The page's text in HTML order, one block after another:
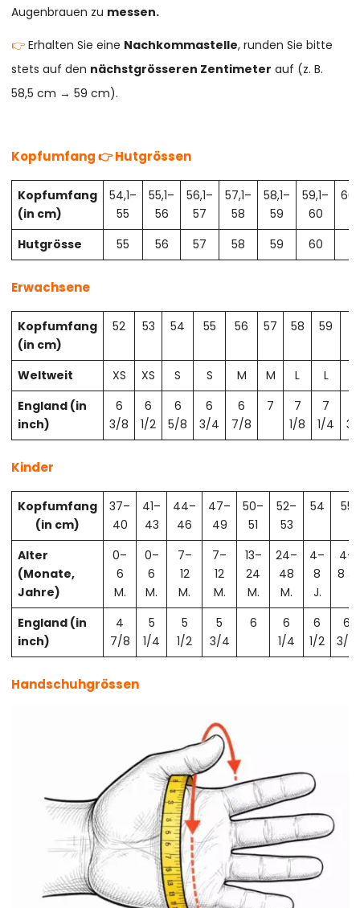
Augenbrauen zu messen.
👉Erhalten Sie eine Nachkommastelle, runden Sie bitte
stets auf den nächstgrösseren Zentimeter auf (z. B.
58,5 cm → 59 cm).
Kopfumfang 👉 Hutgrössen
Kopfumfang
(in cm)
54,1–
55
55,1–
56
56,1–
57
57,1–
58
58,1–
59
59,1–
60
Hutgrösse
55 56 57 58 59 60
Erwachsene
Kopfumfang
(in cm)
52 53 54 55 56 57 58 59
Weltweit XS XS S S M M L L
England (in
inch)
6
3/8
6
1/2
6
5/8
6
3/4
6
7/8
7
7
1/8
7
1/4
Kinder
Kopfumfang
(in cm)
37–
40
41–
43
44–
46
47–
49
50–
51
52–
53
54 55
Alter
(Monate,
Jahre)
0–
6
M.
0–
6
M.
7–
12
M.
7–
12
M.
13–
24
M.
24–
48
M.
4–
8
J.
4–
8 J.
England (in
inch)
4
7/8
5
1/4
5
1/2
5
3/4
6
6
1/4
6
1/2
6
3/4
Handschuhgrössen